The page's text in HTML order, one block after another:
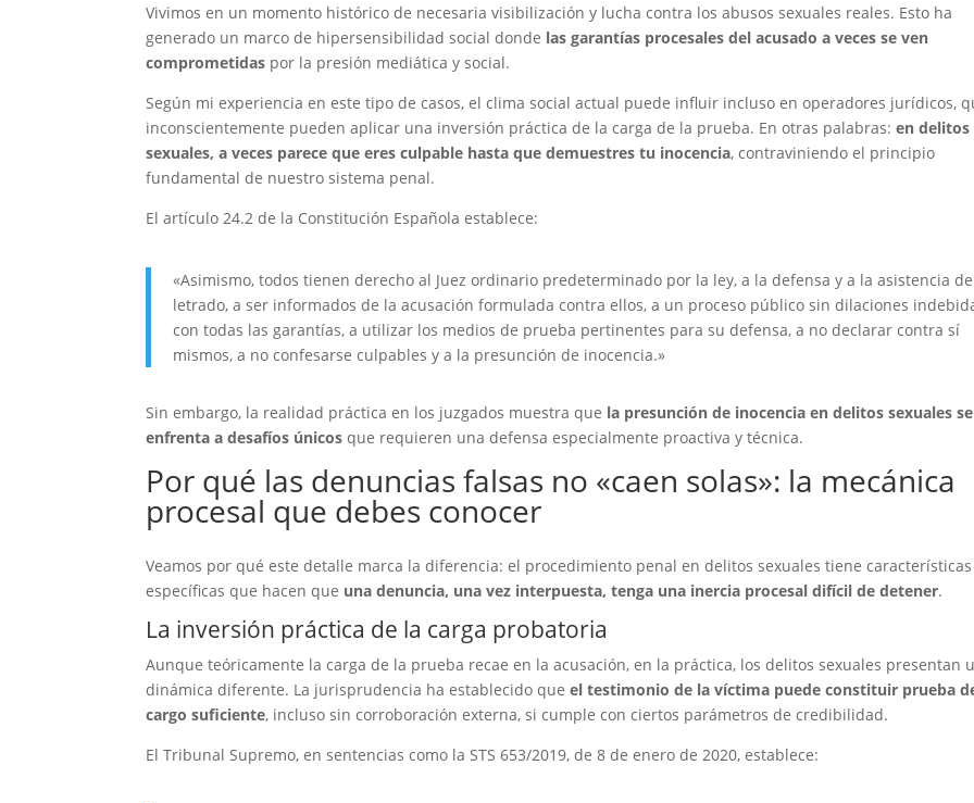
Vivimos en un momento histórico de necesaria visibilización y lucha contra los abusos sexuales reales. Esto ha
generado un marco de hipersensibilidad social donde las garantías procesales del acusado a veces se ven
comprometidas por la presión mediática y social.
Según mi experiencia en este tipo de casos, el clima social actual puede influir incluso en operadores jurídicos,
inconscientemente pueden aplicar una inversión práctica de la carga de la prueba. En otras palabras:en delitos
sexuales, a veces parece que eres culpable hasta que demuestres tu inocencia, contraviniendo el principio
fundamental de nuestro sistema penal.
El artículo 24.2 de la Constitución Española establece:
«Asimismo, todos tienen derecho al Juez ordinario predeterminado por la ley, a la defensa y a la asistencia de
letrado, a ser informados de la acusación formulada contra ellos, a un proceso público sin dilaciones
con todas las garantías, a utilizar los medios de prueba pertinentes para su defensa, a no declarar contra sí
mismos, a no confesarse culpables y a la presunción de inocencia.»
Sin embargo, la realidad práctica en los juzgados muestra que la presunción de inocencia en delitos sexuales se
enfrenta a desafíos únicos que requieren una defensa especialmente proactiva y técnica.
Por qué las denuncias falsas no «caen solas»: la mecánica
procesal que debes conocer
Veamos por qué este detalle marca la diferencia: el procedimiento penal en delitos sexuales tiene características
específicas que hacen que una denuncia, una vez interpuesta, tenga una inercia procesal difícil de detener.
La inversión práctica de la carga probatoria
Aunque teóricamente la carga de la prueba recae en la acusación, en la práctica, los delitos sexuales presentan
dinámica diferente. La jurisprudencia ha establecido queel testimonio de la víctima puede constituir prueba
cargo suficiente, incluso sin corroboración externa, si cumple con ciertos parámetros de credibilidad.
El Tribunal Supremo, en sentencias como la STS 653/2019, de 8 de enero de 2020, establece: